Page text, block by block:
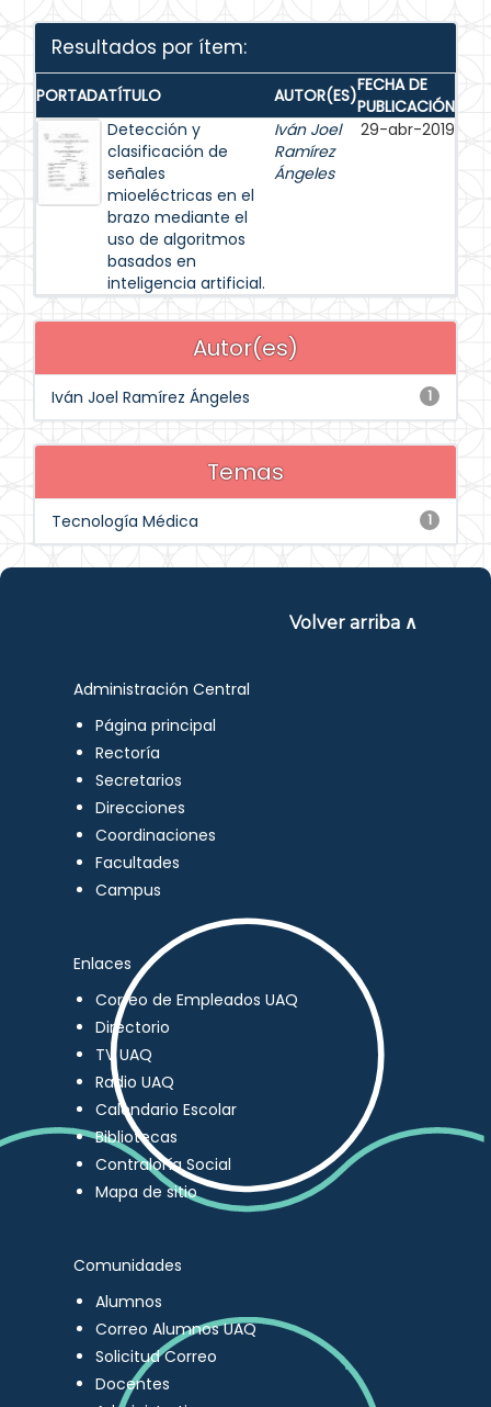
Resultados por ítem:
PORTADATÍTULO AUTOR(ES)FECHA DE
PUBLICACIÓN
Detección y
clasificación de
señales
mioeléctricas en el
brazo mediante el
uso de algoritmos
basados en
inteligencia artificial.
Iván Joel
Ramírez
Ángeles
29-abr-2019
Autor(es)
1
Iván Joel Ramírez Ángeles
Temas
1
Tecnología Médica
Volver arriba ∧
Administración Central
Página principal
Rectoría
Secretarios
Direcciones
Coordinaciones
Facultades
Campus
Enlaces
Correo de Empleados UAQ
Directorio
TV UAQ
Radio UAQ
Calendario Escolar
Bibliotecas
Contraloría Social
Mapa de sitio
Comunidades
Alumnos
Correo Alumnos UAQ
Solicitud Correo
Docentes